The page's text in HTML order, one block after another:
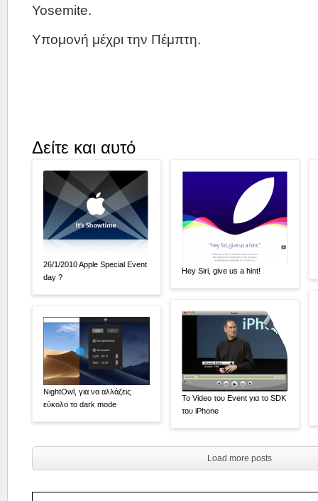
Yosemite.
Υπομονή μέχρι την Πέμπτη.
Δείτε και αυτό
26/1/2010 Apple Special Event
day ?
NightOwl, για να αλλάζεις
εύκολο το dark mode
Hey Siri, give us a hint!
Το Video του Event για το SDK
του iPhone
Load more posts